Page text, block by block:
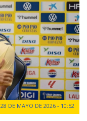
28 DE MAYO DE 2026 - 10:52